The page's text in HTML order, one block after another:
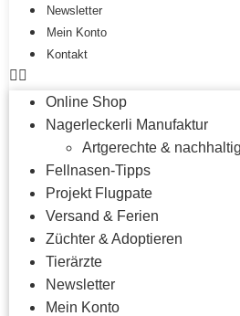
Newsletter
Mein Konto
Kontakt
Online Shop
Nagerleckerli Manufaktur
Artgerechte &
Fellnasen-Tipps
Projekt Flugpate
Versand & Ferien
Züchter & Adoptieren
Tierärzte
Newsletter
Mein Konto